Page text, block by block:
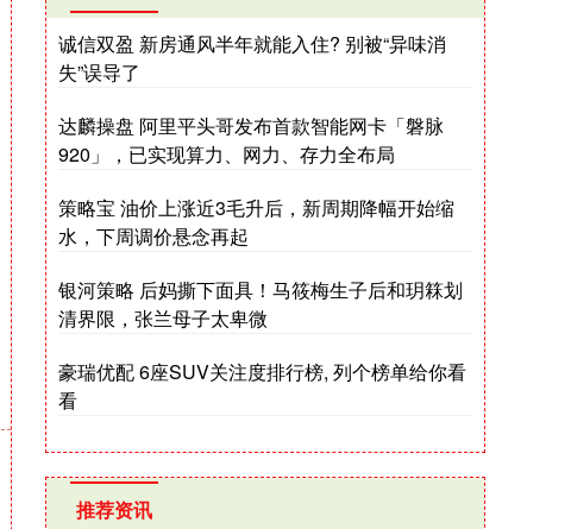
诚信双盈 新房通风半年就能入住? 别被“异味消
失”误导了
达麟操盘 阿里平头哥发布首款智能网卡「磐脉
920」，已实现算力、网力、存力全布局
策略宝 油价上涨近3毛升后，新周期降幅开始缩
水，下周调价悬念再起
银河策略 后妈撕下面具！马筱梅生子后和玥箖划
清界限，张兰母子太卑微
豪瑞优配 6座SUV关注度排行榜, 列个榜单给你看
看
推荐资讯